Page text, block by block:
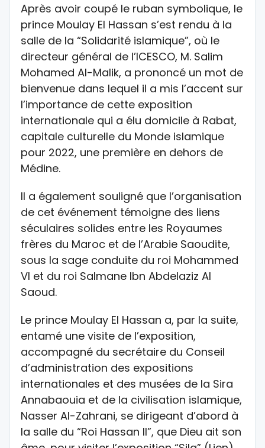
Après avoir coupé le ruban symbolique, le
prince Moulay El Hassan s’est rendu à la
salle de la “Solidarité islamique”, où le
directeur général de l’ICESCO, M. Salim
Mohamed Al-Malik, a prononcé un mot de
bienvenue dans lequel il a mis l’accent sur
l’importance de cette exposition
internationale qui a élu domicile à Rabat,
capitale culturelle du Monde islamique
pour 2022, une première en dehors de
Médine.
Il a également souligné que l’organisation
de cet événement témoigne des liens
séculaires solides entre les Royaumes
frères du Maroc et de l’Arabie Saoudite,
sous la sage conduite du roi Mohammed
VI et du roi Salmane Ibn Abdelaziz Al
Saoud.
Le prince Moulay El Hassan a, par la suite,
entamé une visite de l’exposition,
accompagné du secrétaire du Conseil
d’administration des expositions
internationales et des musées de la Sira
Annabaouia et de la civilisation islamique,
Nasser Al-Zahrani, se dirigeant d’abord à
la salle du “Roi Hassan II”, que Dieu ait son